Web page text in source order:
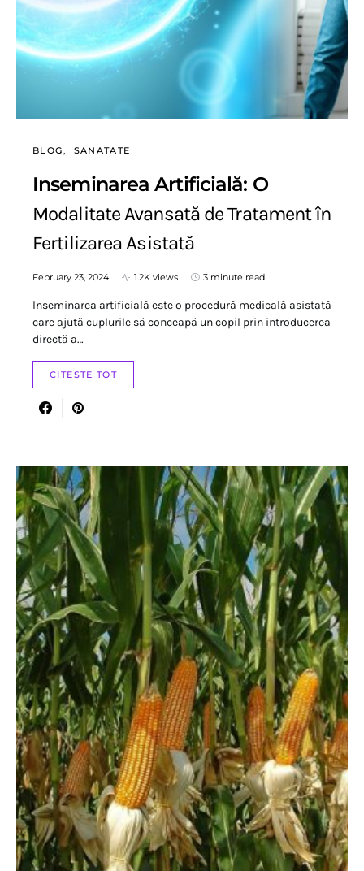
BLOG SANATATE
Inseminarea Artificială: O
Modalitate Avansată de Tratament în
Fertilizarea Asistată
February 23, 2024 1.2K views 3 minute read
Inseminarea artificială este o procedură medicală asistată
care ajută cuplurile să conceapă un copil prin introducerea
directă a…
CITESTE TOT